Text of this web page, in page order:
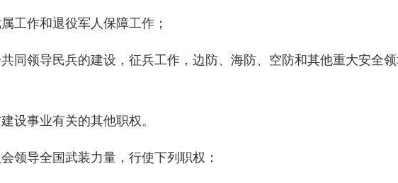
工作和退役军人保障工作；
共同领导民兵的建设，征兵工作，边防、海防、空防和其他重大安全
设事业有关的其他职权。
导全国武装力量，行使下列职权：